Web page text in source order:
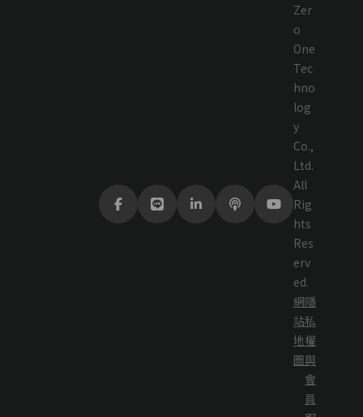
Zer
o
One
Tec
hno
log
y
Co.,
Ltd.
All
Rig
hts
Res
erv
ed.
網
站
地
圖
隱
私
權
與
會
員